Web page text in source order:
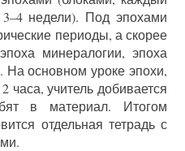
недели). Под эпохами
периоды, а скорее
минералогии, эпоха
На основном уроке эпохи,
часа, учитель добивается
в материал. Итогом
отдельная тетрадь с